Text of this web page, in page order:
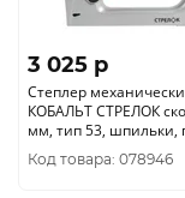
3 025 p
Степлер
КОБАЛЬТ СТРЕЛОК
мм, тип 53, шпильки, гвозди,
регулятор удара, 240-
Код товара: 078946